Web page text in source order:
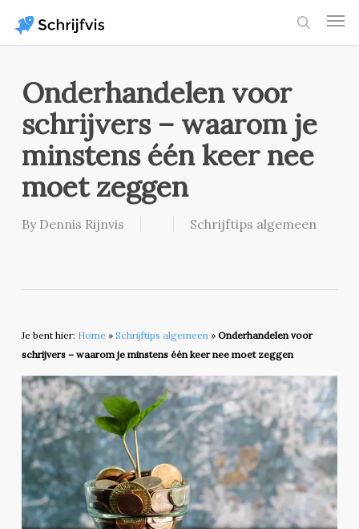
main
Onderhandelen voor
schrijvers – waarom je
minstens één keer nee
moet zeggen
By Dennis Rijnvis Schrijftips algemeen
Je bent hier: Home» Schrijftips algemeen» Onderhandelen voor
schrijvers – waarom je minstens één keer nee moet zeggen